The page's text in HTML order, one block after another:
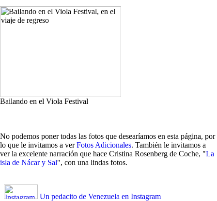
Bailando en el Viola Festival
No podemos poner todas las fotos que desearíamos en esta página, por
lo que le invitamos a verFotos Adicionales. También le invitamos a
ver la excelente narración que hace Cristina Rosenberg de Coche, "La
isla de Nácar y Sal", con una lindas fotos.
Un pedacito de Venezuela en Instagram